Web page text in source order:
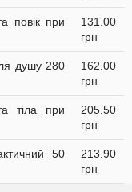
повік при
131.00
грн
душу 280
162.00
грн
тіла при
205.50
грн
50
213.90
грн